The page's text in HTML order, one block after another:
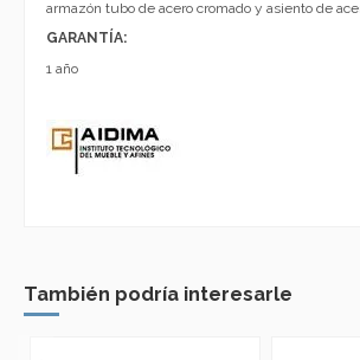
armazón tubo de acero cromado y asiento de
GARANTÍA:
1 año
También podría interesarle